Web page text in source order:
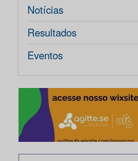
Notícias
Resultados
Eventos